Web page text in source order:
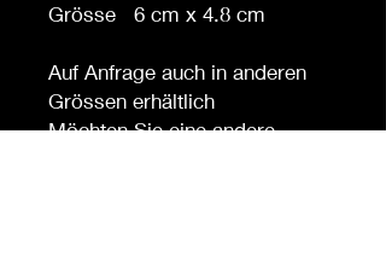
Grösse 6 cm x 4.8 cm
Auf Anfrage auch in anderen
Grössen erhältlich
Möchten Sie eine andere